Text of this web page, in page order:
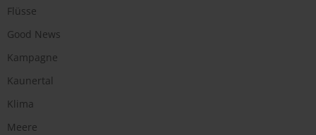
Flüsse
Good News
Kampagne
Kaunertal
Klima
Meere